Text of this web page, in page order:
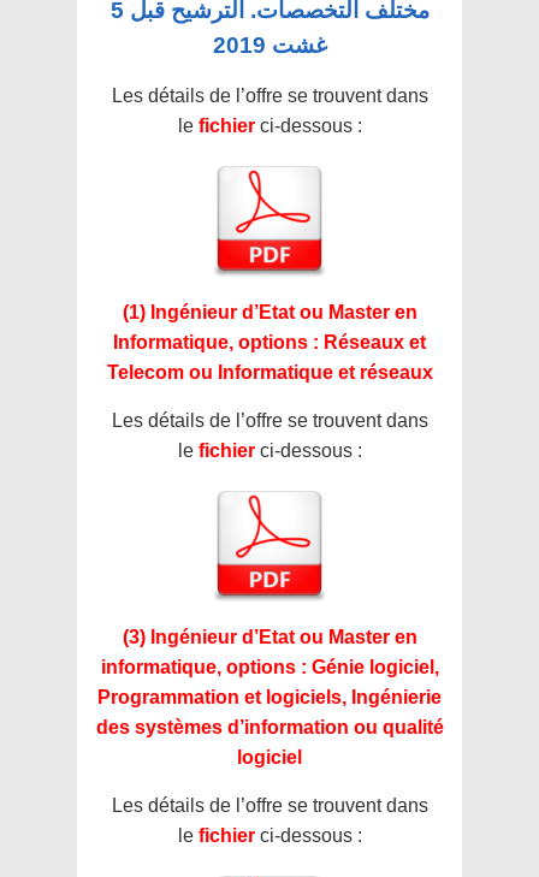
مختلف التخصصات. الترشيح قبل 5
غشت 2019
Les détails de l’offre se trouvent dans
le fichier ci-dessous :
(1) Ingénieur d’Etat ou Master en
Informatique, options : Réseaux et
Telecom ou Informatique et réseaux
Les détails de l’offre se trouvent dans
le fichier ci-dessous :
(3) Ingénieur d’Etat ou Master en
informatique, options : Génie logiciel,
Programmation et logiciels, Ingénierie
des systèmes d’information ou qualité
logiciel
Les détails de l’offre se trouvent dans
le fichier ci-dessous :